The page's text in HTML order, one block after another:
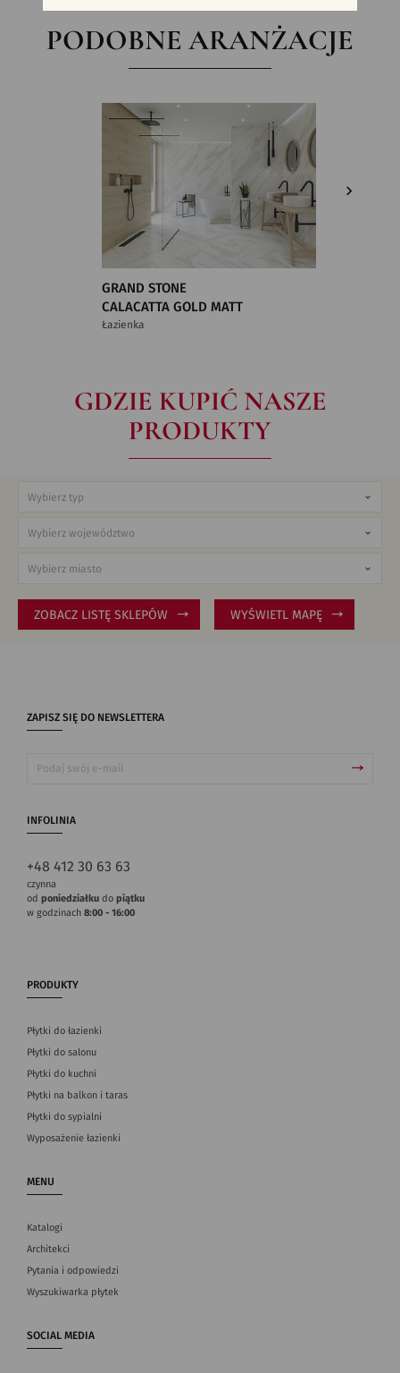
PODOBNE ARANŻACJE
GRAND STONE
CALACATTA GOLD MATT
Łazienka
GDZIE KUPIĆ NASZE
PRODUKTY
ZOBACZ LISTĘ SKLEPÓW WYŚWIETL MAPĘ
ZAPISZ SIĘ DO NEWSLETTERA
INFOLINIA
+48 412 30 63 63
czynna
od poniedziałku do piątku
w godzinach 8:00 - 16:00
PRODUKTY
Płytki do łazienki
Płytki do salonu
Płytki do kuchni
Płytki na balkon i taras
Płytki do sypialni
Wyposażenie łazienki
MENU
Katalogi
Architekci
Pytania i odpowiedzi
Wyszukiwarka płytek
SOCIAL MEDIA